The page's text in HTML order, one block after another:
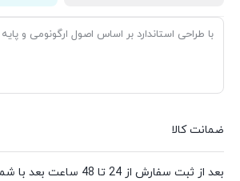
با طراحی استاندارد بر اساس اصول ارگونومی و پایه
ضمانت کالا
بعد از ثبت سفارش از 24 تا